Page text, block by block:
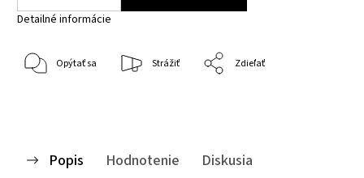
Detailné informácie
Opýtať sa Strážiť Zdieľať
Popis Hodnotenie Diskusia